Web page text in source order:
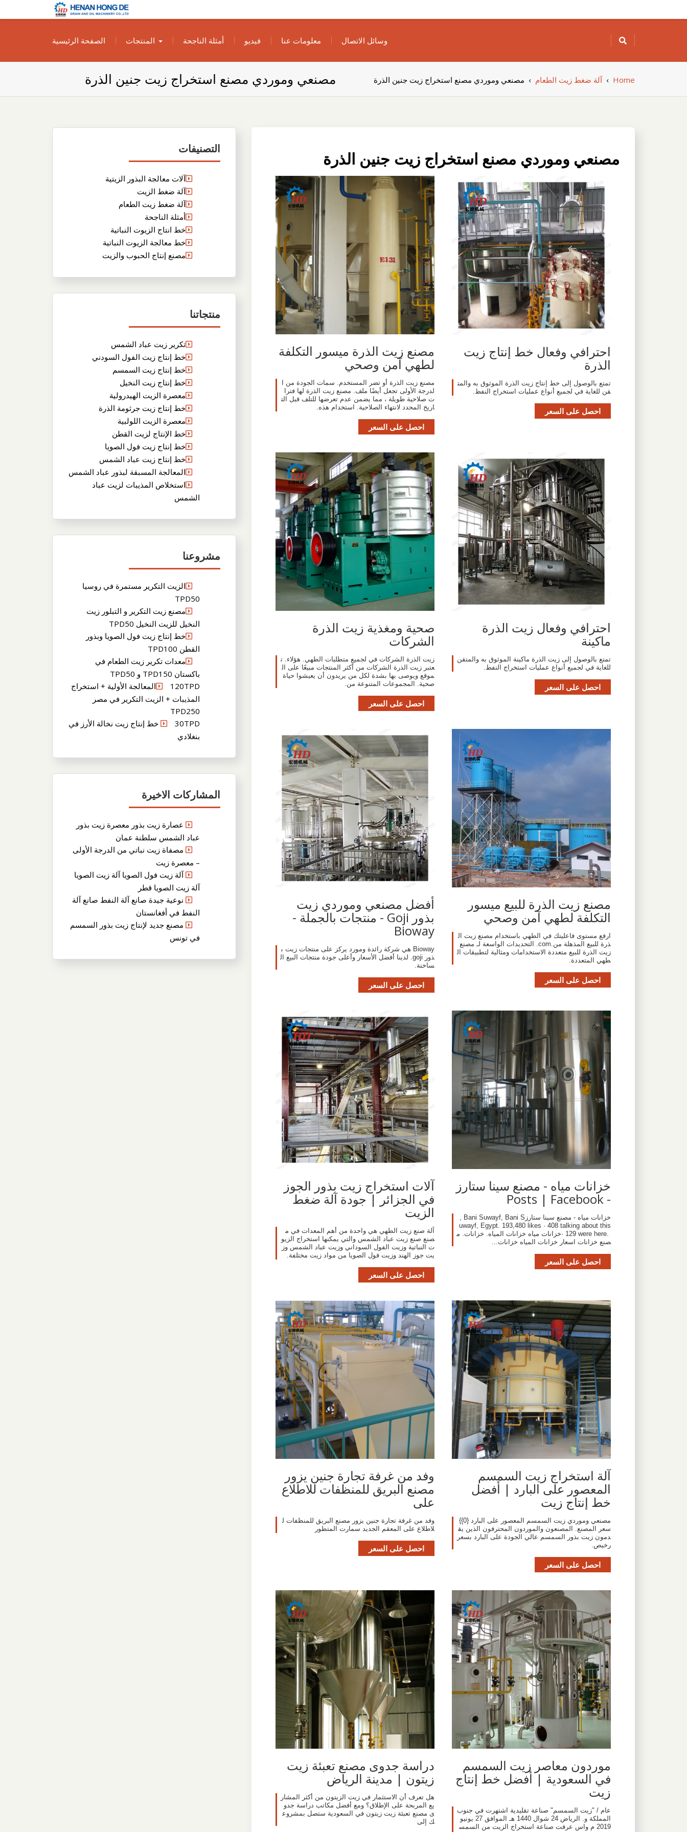
to
الزيوت النباتية
الخاص بك
الصفحة الرئيسية
المنتجات أمثلة الناجحة فيديو معلومات عنا وسائل الاتصال
مصنعي وموردي مصنع استخراج زيت جنين الذرة Home
›آلة ضغط زيت الطعام › مصنعي وموردي مصنع استخراج زيت جنين الذرة
التصنيفات
آلات معالجة البذور الزيتية
آلة ضغط الزيت
آلة ضغط زيت الطعام
أمثلة الناجحة
خط انتاج الزيوت النباتية
خط معالجة الزيوت النباتية
مصنع إنتاج الحبوب والزيت
منتجاتنا
تكرير زيت عباد الشمس
خط إنتاج زيت الفول السودني
خط إنتاج زيت السمسم
خط إنتاج زيت النخيل
معصرة الزيت الهيدرولية
خط إنتاج زيت جرثومة الذرة
معصرة الزيت اللولبية
خط الإنتاج لزيت القطن
خط إنتاج زيت فول الصويا
خط إنتاج زيت عباد الشمس
المعالجة المسبقة لبذور عباد الشمس
استخلاص المذيبات لزيت عباد
الشمس
مشروعنا
الزيت التكرير مستمرة في روسيا
TPD50
مصنع زيت التكرير و التبلور زيت
النخيل للزيت النخيل TPD50
خط إنتاج زيت فول الصويا وبذور
القطن TPD100
معدات تكرير زيت الطعام في
باكستان TPD150 و TPD50
120TPDالمعالجة الأولية + استخراج
المذيبات + الزيت التكرير في مصر
TPD250
30TPD خط إنتاج زيت نخالة الأرز في
بنغلادي
المشاركات الاخيرة
عصارة زيت بذور معصرة زيت بذور
عباد الشمس سلطنة عمان
مصفاة زيت نباتي من الدرجة الأولى
– معصرة زيت
آلة زيت فول الصويا آلة زيت الصويا
آلة زيت الصويا قطر
نوعية جيدة صانع آلة النفط صانع آلة
النفط في أفغانستان
مصنع جديد لإنتاج زيت بذور السمسم
في تونس
مصنعي وموردي مصنع استخراج زيت جنين الذرة
احترافي وفعال خط إنتاج زيت
الذرة
تمتع بالوصول إلى خط إنتاج زيت الذرة الموثوق به والمت
قن للغاية في لجميع أنواع عمليات استخراج النفط.
احصل على السعر
مصنع زيت الذرة ميسور التكلفة
لطهي آمن وصحي
مصنع زيت الذرة أو تضر المستخدم. سمات الجودة من ا
لدرجة الأولى تجعل أيضًا ملف. مصنع زيت الذرة لها فترا
ت صلاحية طويلة ، مما يضمن عدم تعرضها للتلف قبل الت
اريخ المحدد لانتهاء الصلاحية. استخدام هذه.
احصل على السعر
احترافي وفعال زيت الذرة
ماكينة
تمتع بالوصول إلى زيت الذرة ماكينة الموثوق به والمتقن
للغاية في لجميع أنواع عمليات استخراج النفط.
احصل على السعر
صحية ومغذية زيت الذرة
الشركات
زيت الذرة الشركات في لجميع متطلبات الطهي. هؤلاء. ت
عتبر زيت الذرة الشركات من أكثر المنتجات مبيعًا على ال
موقع ويوصى بها بشدة لكل من يريدون أن يعيشوا حياة
صحية. المجموعات المتنوعة من.
احصل على السعر
مصنع زيت الذرة للبيع ميسور
التكلفة لطهي آمن وصحي
ارفع مستوى فاعليتك في الطهي باستخدام مصنع زيت ال
ذرة للبيع المذهلة من.com. التحديدات الواسعة لـ مصنع
زيت الذرة للبيع متعددة الاستخدامات ومثالية لتطبيقات ال
طهي المتعددة.
احصل على السعر
أفضل مصنعي وموردي زيت
بذور Goji - منتجات بالجملة -
Bioway
Bioway هي شركة رائدة ومورد يركز على منتجات زيت ب
ذور goji. لدينا أفضل الأسعار وأعلى جودة منتجات البيع ال
ساخنة.
احصل على السعر
‫خزانات مياه - مصنع سينا ستارز
- Posts | Facebook‬
‎خزانات مياه - مصنع سينا ستارز‎, Bani Suwayf, Bani S
uwayf, Egypt. 193,480 likes · 408 talking about this
· 129 were here. ‎خزانات مياه خزانات المياه. خزانات. م
صنع خزانات اسعار خزانات المياه خزانات...
احصل على السعر
آلات استخراج زيت بذور الجوز
في الجزائر | جودة آلة ضغط
الزيت
آلة صنع زيت الطهي هي واحدة من أهم المعدات في م
صنع صنع زيت عباد الشمس والتي يمكنها استخراج الزيو
ت النباتية وزيت الفول السوداني وزيت عباد الشمس وز
يت جوز الهند وزيت فول الصويا من مواد زيت مختلفة.
احصل على السعر
آلة استخراج زيت السمسم
المعصور على البارد | أفضل
خط إنتاج زيت
مصنعي وموردي زيت السمسم المعصور على البارد {0}}
سعر المصنع. المصنعون والموردون المحترفون الذين يق
دمون زيت بذور السمسم عالي الجودة على البارد بسعر
رخيص.
احصل على السعر
‫وفد من غرفة تجارة جنين يزور
مصنع البريق للمنظفات للاطلاع
على
وفد من غرفة تجارة جنين يزور مصنع البريق للمنظفات ل
لاطلاع على المعقم الجديد سمارت المتطور
احصل على السعر
موردون معاصر زيت السمسم
في السعودية | أفضل خط إنتاج
زيت
عام / "زيت السمسم" صناعة تقليدية اشتهرت في جنوب
المملكة و. الرياض 24 شوال 1440 هـ الموافق 27 يونيو
2019 م واس عرفت صناعة استخراج الزيت من السمس
دراسة جدوى مصنع تعبئة زيت
زيتون | مدينة الرياض
هل تعرف أن الاستثمار في زيت الزيتون من أكثر المشار
يع المربحة على الإطلاق؟ ومع أفضل مكاتب دراسة جدو
ى مصنع تعبئة زيت زيتون في السعودية ستصل بمشروع
ك إلى